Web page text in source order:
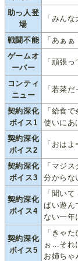
助っ人登
場
「みん
戦闘不能
「あぁ
ゲームオ
ーバー
「頑張
コンティ
ニュー
「若菜
契約深化
ボイス1
「給食
使いにあ
契約深化
ボイス2
「おは
契約深化
ボイス3
「マジ
分からな
契約深化
ボイス4
「聞い
ぱい遊ん
ない一年
契約深化
ボイス5
「きゃ
ぉ…それ
お姉ちゃ